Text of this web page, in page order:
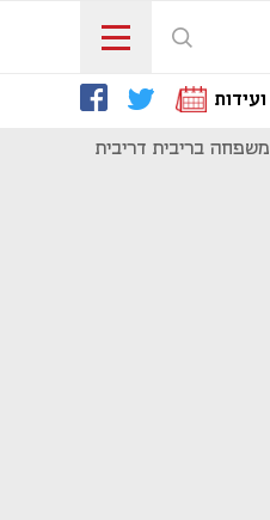
ועידות
משפחה בריבית דריבית